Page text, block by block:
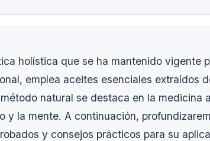
holística que se ha mantenido vigente
emplea aceites esenciales extraídos
natural se destaca en la medicina
y la mente. A continuación,
y consejos prácticos para su